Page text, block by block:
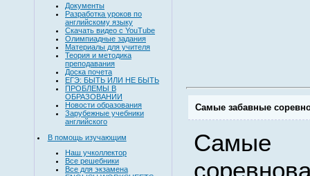
Документы
Разработка уроков по
английскому языку
Скачать видео с YouTube
Олимпиадные задания
Материалы для учителя
Теория и методика
преподавания
Доска почета
ЕГЭ: БЫТЬ ИЛИ НЕ БЫТЬ
ПРОБЛЕМЫ В
ОБРАЗОВАНИИ
Новости образования
Зарубежные учебники
английского
В помощь изучающим
Наш учколлектор
Все решебники
Все для экзамена
Самые забавные
Самые